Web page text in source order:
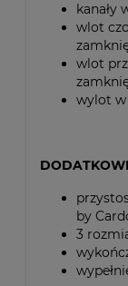
kanały
wlot
wlot
wylot w
by
3